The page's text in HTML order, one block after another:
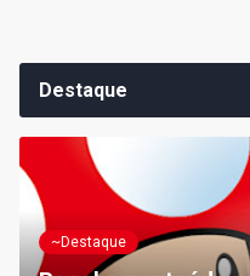
Destaque
~Destaque